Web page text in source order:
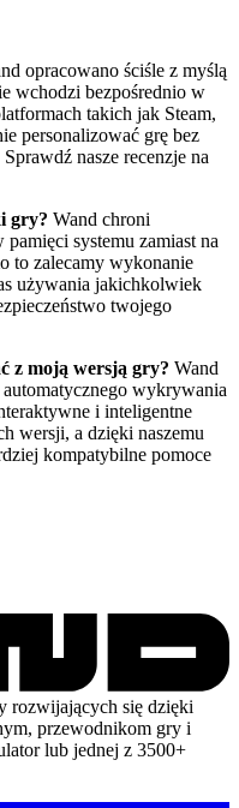
opracowano ściśle z myślą
wchodzi bezpośrednio w
takich jak Steam,
personalizować grę bez
nasze recenzje na
gry? Wand chroni
systemu zamiast na
to zalecamy wykonanie
używania jakichkolwiek
twojego
z moją wersją gry? Wand
wykrywania
i inteligentne
wersji, a dzięki naszemu
kompatybilne pomoce
rozwijających się dzięki
przewodnikom gry i
lub jednej z 3500+